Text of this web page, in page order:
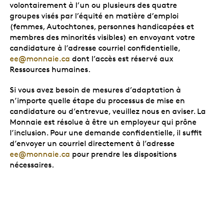
volontairement à l’un ou plusieurs des quatre
groupes visés par l’équité en matière d’emploi
(femmes, Autochtones, personnes handicapées et
membres des minorités visibles) en envoyant votre
candidature à l’adresse courriel confidentielle,
ee@monnaie.ca dont l’accès est réservé aux
Ressources humaines.
Si vous avez besoin de mesures d’adaptation à
n’importe quelle étape du processus de mise en
candidature ou d’entrevue, veuillez nous en aviser. La
Monnaie est résolue à être un employeur qui prône
l’inclusion. Pour une demande confidentielle, il suffit
d’envoyer un courriel directement à l’adresse
ee@monnaie.ca pour prendre les dispositions
nécessaires.